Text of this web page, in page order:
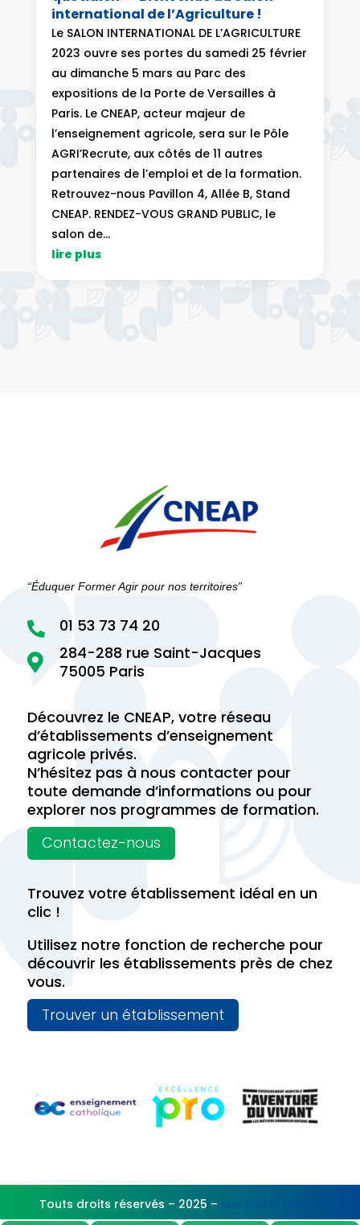
international de l’Agriculture !
Le SALON INTERNATIONAL DE L’AGRICULTURE
2023 ouvre ses portes du samedi 25 février
au dimanche 5 mars au Parc des
expositions de la Porte de Versailles à
Paris. Le CNEAP, acteur majeur de
l’enseignement agricole, sera sur le Pôle
AGRI’Recrute, aux côtés de 11 autres
partenaires de l’emploi et de la formation.
Retrouvez-nous Pavillon 4, Allée B, Stand
CNEAP. RENDEZ-VOUS GRAND PUBLIC, le
salon de...
lire plus
“Éduquer Former Agir pour nos territoires”


284-288 rue Saint-Jacques
75005 Paris
01 53 73 74 20
Découvrez le CNEAP, votre réseau
d’établissements d’enseignement
agricole privés.
N’hésitez pas à nous contacter pour
toute demande d’informations ou pour
explorer nos programmes de formation.
Contactez-nous
Trouvez votre établissement idéal en un
clic !
Utilisez notre fonction de recherche pour
découvrir les établissements près de chez
vous.
Trouver un établissement
Touts droits réservés – 2025 – Mentions légales